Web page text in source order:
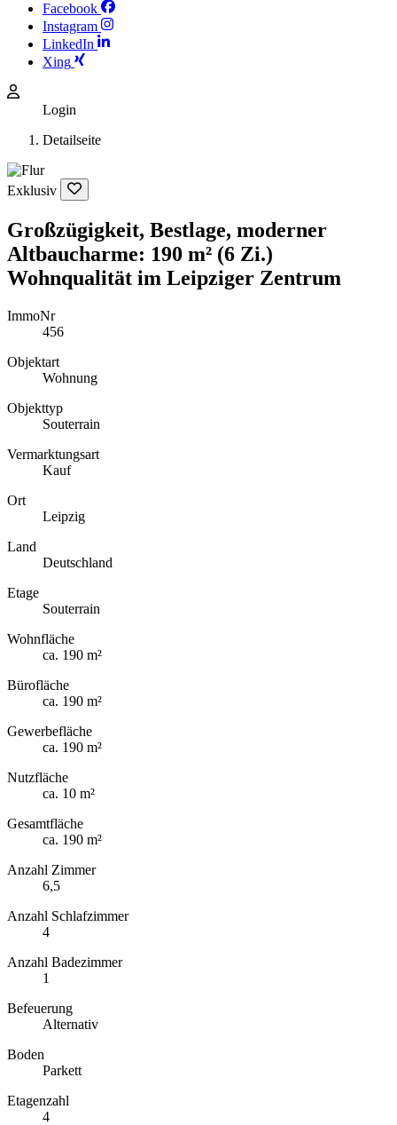
Facebook
Instagram
LinkedIn
Xing
Login
Detailseite
Exklusiv
Großzügigkeit, Bestlage, moderner
Altbaucharme: 190 m² (6 Zi.)
Wohnqualität im Leipziger Zentrum
ImmoNr
456
Objektart
Wohnung
Objekttyp
Souterrain
Vermarktungsart
Kauf
Ort
Leipzig
Land
Deutschland
Etage
Souterrain
Wohnfläche
ca. 190 m²
Bürofläche
ca. 190 m²
Gewerbefläche
ca. 190 m²
Nutzfläche
ca. 10 m²
Gesamtfläche
ca. 190 m²
Anzahl Zimmer
6,5
Anzahl Schlafzimmer
4
Anzahl Badezimmer
1
Befeuerung
Alternativ
Boden
Parkett
Etagenzahl
4